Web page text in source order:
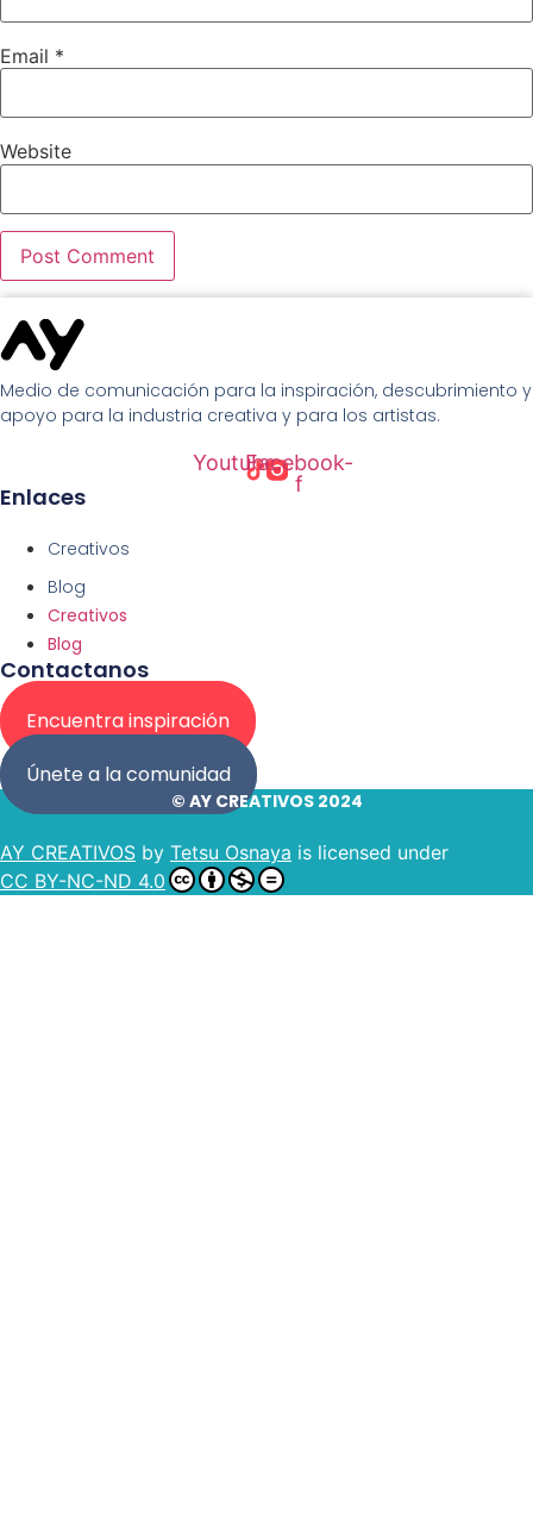
Email *
Website
Medio de comunicación para la inspiración, descubrimiento y
apoyo para la industria creativa y para los artistas.
YoutubeFacebook-
f
Enlaces
Creativos
Blog
Creativos
Blog
Contactanos
Encuentra inspiración
Únete a la comunidad
© AY CREATIVOS 2024
AY CREATIVOS by Tetsu Osnaya is licensed under
CC BY-NC-ND 4.0